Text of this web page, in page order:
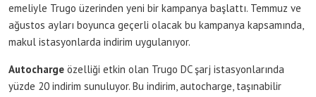
emeliyle Trugo üzerinden yeni bir kampanya başlattı. Temmuz ve
ağustos ayları boyunca geçerli olacak bu kampanya kapsamında,
makul istasyonlarda indirim uygulanıyor.
Autocharge özelliği etkin olan Trugo DC şarj istasyonlarında
yüzde 20 indirim sunuluyor. Bu indirim, autocharge, taşınabilir